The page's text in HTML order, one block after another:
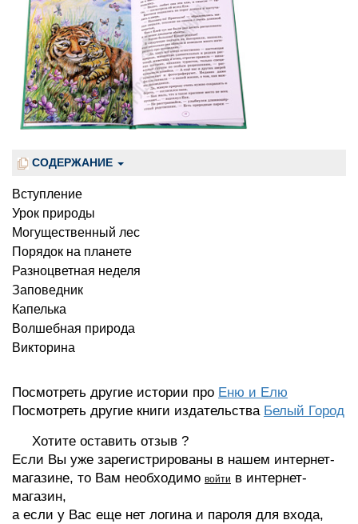
СОДЕРЖАНИЕ
Вступление
Урок природы
Могущественный лес
Порядок на планете
Разноцветная неделя
Заповедник
Капелька
Волшебная природа
Викторина
Посмотреть другие истории про Еню и Елю
Посмотреть другие книги издательства Белый Город
Хотите оставить отзыв ?
Если Вы уже зарегистрированы в нашем интернет-
магазине, то Вам необходимо войти в интернет-
магазин,
а если у Вас еще нет логина и пароля для входа,